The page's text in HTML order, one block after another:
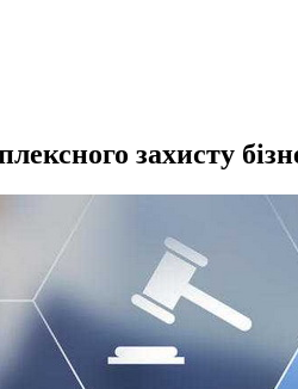
захисту